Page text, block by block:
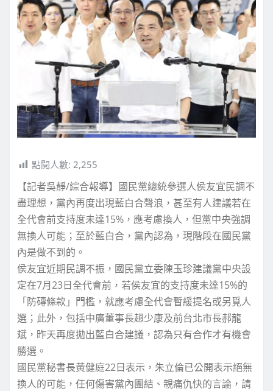
點閱人數: 2,255
【記者吳靜/綜合報導】國民黨總統參選人侯友宜民調不
盡理想，黨內再度出現藍白合聲浪，甚至有人建議若在
全代會前支持度未達15%，應考慮換人，但黨中央強調
無換人可能；至於藍白合，黨內認為，現階段在國民黨
內是做不到的。
侯友宜近期民調不振，國民黨立委陳玉珍建議黨中央設
定在7月23日全代會前，若侯友宜的支持度未達15%的
「防磚條款」門檻，就應考慮全代會暫緩提名或另覓人
選；此外，包括中廣董事長趙少康及前台北市長郝龍
斌，昨天再度拋出藍白合建議，認為只有合作才有機會
勝選。
國民黨秘書長黃健庭22日表示，朱立倫已公開表示絕無
換人的可能，任何傷害黨內團結、親痛仇快的言論，請